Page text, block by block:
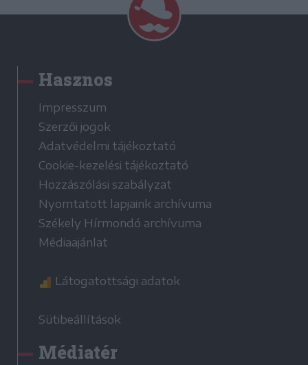
Hasznos
Impresszum
Szerzői jogok
Adatvédelmi tájékoztató
Cookie-kezelési tájékoztató
Hozzászólási szabályzat
Nyomtatott lapjaink archívuma
Székely Hírmondó archívuma
Médiaajánlat
Látogatottsági adatok
Sütibeállítások
Médiatér